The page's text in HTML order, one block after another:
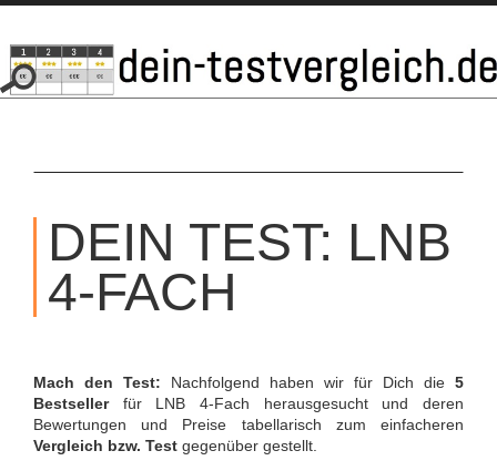
SKIP
CONTENT
DEIN TEST: LNB
4-FACH
Mach den Test: Nachfolgend haben wir für Dich die 5
Bestsellerfür LNB 4-Fach herausgesucht und deren
Bewertungen und Preise tabellarisch zum einfacheren
Vergleich bzw. Test gegenüber gestellt.